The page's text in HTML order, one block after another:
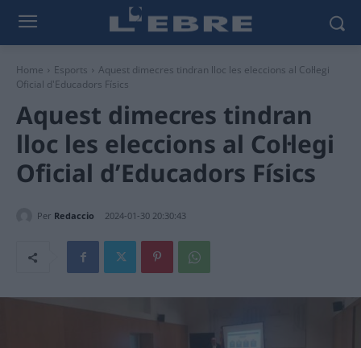
Home Esports
Aquest dimecres tindran lloc les eleccions al Col·legi
Oficial d'Educadors Físics
Aquest dimecres tindran
lloc les eleccions al Col·legi
Oficial d’Educadors Físics
Per Redaccio 2024-01-30 20:30:43